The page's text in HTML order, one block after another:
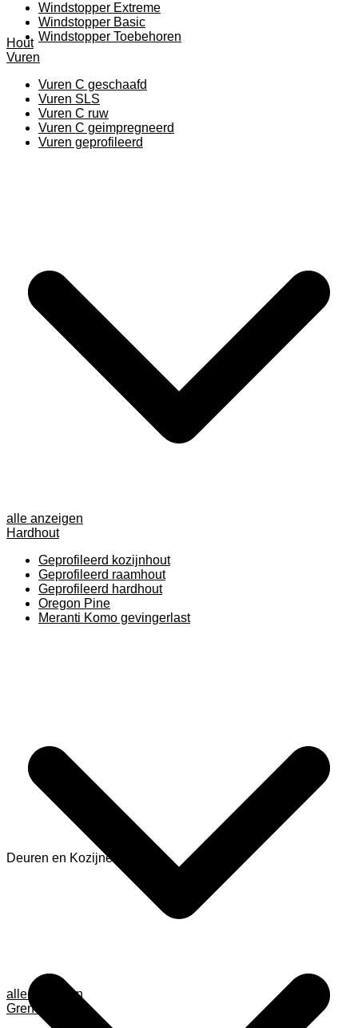
Windstopper Extreme
Windstopper Basic
Windstopper Toebehoren
Hout
Vuren
Vuren C geschaafd
Vuren SLS
Vuren C ruw
Vuren C geimpregneerd
Vuren geprofileerd
alle anzeigen
Hardhout
Geprofileerd kozijnhout
Geprofileerd raamhout
Geprofileerd hardhout
Oregon Pine
Meranti Komo gevingerlast
alle anzeigen
Grenen
Deuren en Kozijnen